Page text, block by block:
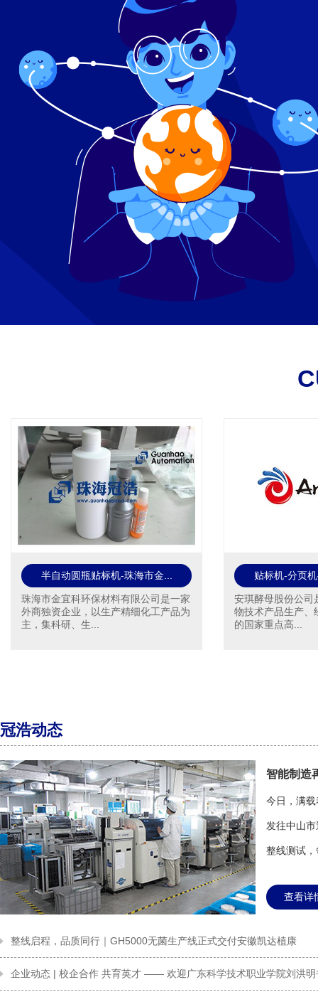
一禾亿株生物科学研究有限...
一禾亿株生物科学研究(广东)有限公司
成立于2021年12月22日，座落于惠州
市惠城区丰山路...
全自动抽真空
内蒙古科沁万佳食
1994年，是自治区
企业，国家高新技...
冠浩动态
智能制造
今日，满
发往中山
整线测试
查看详
整线启程，品质同行｜GH5000无菌生产线正式交付安徽凯达植康
企业动态 | 校企合作 共育英才 —— 欢迎广东科学技术职业学院刘洪明